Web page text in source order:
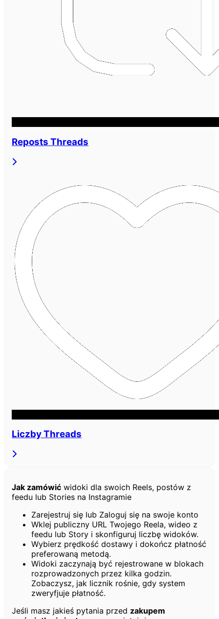
Reposts Threads
Liczby Threads
Jak zamówić widoki dla swoich Reels, postów z
feedu lub Stories na Instagramie
Zarejestruj się lub Zaloguj się na swoje konto
Wklej publiczny URL Twojego Reela, wideo z
feedu lub Story i skonfiguruj liczbę widoków.
Wybierz prędkość dostawy i dokończ płatność
preferowaną metodą.
Widoki zaczynają być rejestrowane w blokach
rozprowadzonych przez kilka godzin.
Zobaczysz, jak licznik rośnie, gdy system
zweryfjuje płatność.
Jeśli masz jakieś pytania przed zakupem